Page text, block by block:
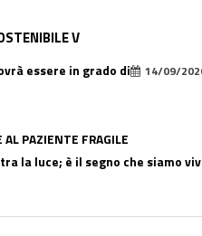
V
essere in grado di 14/09/
AL PAZIENTE FRAGILE
la luce; è il segno che siamo